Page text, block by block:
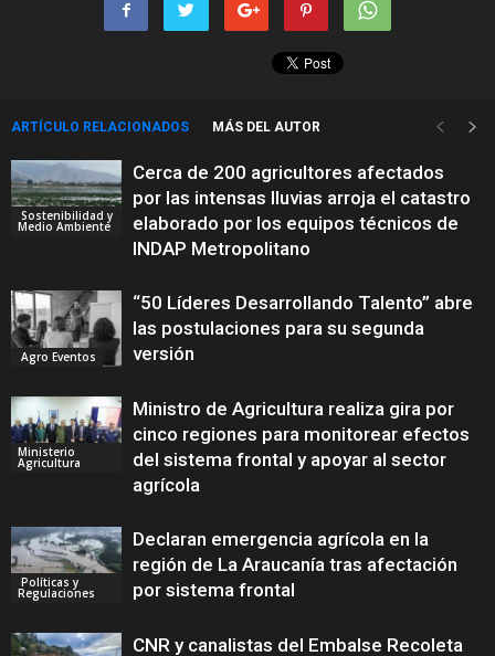
ARTÍCULO RELACIONADOS MÁS DEL AUTOR
Sostenibilidad y
Medio Ambiente
Cerca de 200 agricultores afectados
por las intensas lluvias arroja el catastro
elaborado por los equipos técnicos de
INDAP Metropolitano
Agro Eventos
“50 Líderes Desarrollando Talento” abre
las postulaciones para su segunda
versión
Ministerio
Agricultura
Ministro de Agricultura realiza gira por
cinco regiones para monitorear efectos
del sistema frontal y apoyar al sector
agrícola
Políticas y
Regulaciones
Declaran emergencia agrícola en la
región de La Araucanía tras afectación
por sistema frontal
CNR y canalistas del Embalse Recoleta